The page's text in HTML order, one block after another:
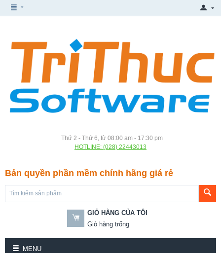
Thứ 2 - Thứ 6, từ 08:00 am - 17:30 pm
HOTLINE: (028) 22443013
Bản quyền phần mềm chính hãng giá rẻ
GIỎ HÀNG CỦA TÔI
Giỏ hàng trống
MENU